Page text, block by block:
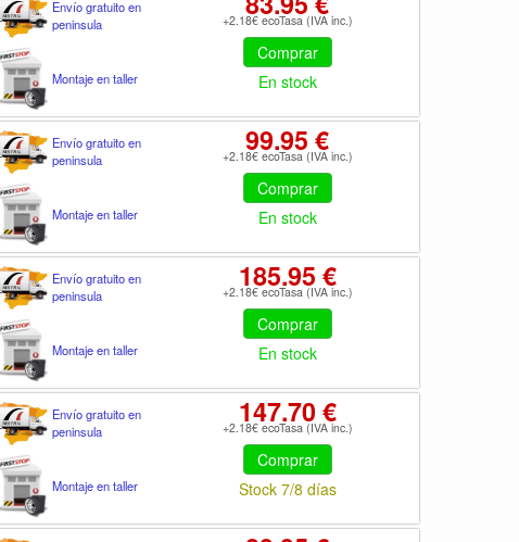
Envío gratuito en
peninsula
Montaje en taller
+2.18€ ecoTasa (IVA inc.)
Comprar
En stock
Envío gratuito en
peninsula
Montaje en taller
99.95 €
+2.18€ ecoTasa (IVA inc.)
Comprar
En stock
Envío gratuito en
peninsula
Montaje en taller
185.95 €
+2.18€ ecoTasa (IVA inc.)
Comprar
En stock
Envío gratuito en
peninsula
Montaje en taller
147.70 €
+2.18€ ecoTasa (IVA inc.)
Comprar
Stock 7/8 días